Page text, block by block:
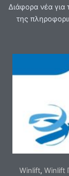
Διάφορα νέα για
της
Winlift,Winlift